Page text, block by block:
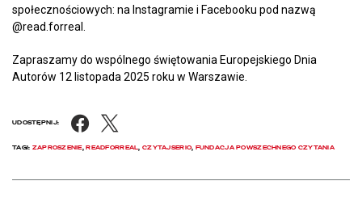
społecznościowych: na Instagramie i Facebooku pod nazwą
@read.forreal.
Zapraszamy do wspólnego świętowania Europejskiego Dnia
Autorów 12 listopada 2025 roku w Warszawie.
UDOSTĘPNIJ: Facebook
TAGI: ZAPROSZENIE,READFORREAL CZYTAJSERIO FUNDACJA POWSZECHNEGO CZYTANIA